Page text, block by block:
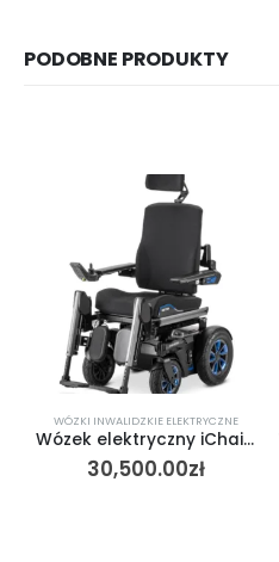
PODOBNE PRODUKTY
WÓZKI INWALIDZKIE ELEKTRYCZNE
Wózek elektryczny iChair Meylife Meyra
30,500.00zł